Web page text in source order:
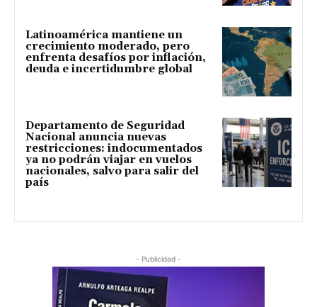
Latinoamérica mantiene un
crecimiento moderado, pero
enfrenta desafíos por inflación,
deuda e incertidumbre global
Departamento de Seguridad
Nacional anuncia nuevas
restricciones: indocumentados
ya no podrán viajar en vuelos
nacionales, salvo para salir del
país
- Publicidad -